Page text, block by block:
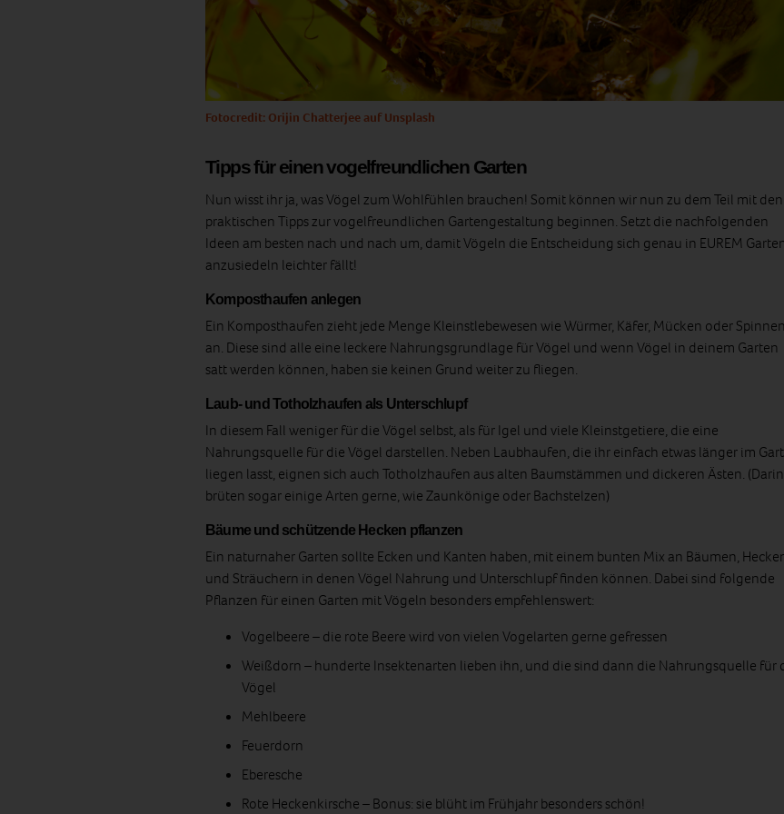
Fotocredit: Orijin Chatterjee auf Unsplash
Tipps für einen vogelfreundlichen Garten
Nun wisst ihr ja, was Vögel zum Wohlfühlen brauchen! Somit können wir nun zu dem Teil mit den
praktischen Tipps zur vogelfreundlichen Gartengestaltung beginnen. Setzt die nachfolgenden
Ideen am besten nach und nach um, damit Vögeln die Entscheidung sich genau in EUREM Garten
anzusiedeln leichter fällt!
Komposthaufen anlegen
Ein Komposthaufen zieht jede Menge Kleinstlebewesen wie Würmer, Käfer, Mücken oder Spinnen
an. Diese sind alle eine leckere Nahrungsgrundlage für Vögel und wenn Vögel in deinem Garten
satt werden können, haben sie keinen Grund weiter zu fliegen.
Laub- und Totholzhaufen als Unterschlupf
In diesem Fall weniger für die Vögel selbst, als für Igel und viele Kleinstgetiere, die eine
Nahrungsquelle für die Vögel darstellen. Neben Laubhaufen, die ihr einfach etwas länger im
liegen lasst, eignen sich auch Totholzhaufen aus alten Baumstämmen und dickeren Ästen. (Darin
brüten sogar einige Arten gerne, wie Zaunkönige oder Bachstelzen)
Bäume und schützende Hecken pflanzen
Ein naturnaher Garten sollte Ecken und Kanten haben, mit einem bunten Mix an Bäumen,
und Sträuchern in denen Vögel Nahrung und Unterschlupf finden können. Dabei sind folgende
Pflanzen für einen Garten mit Vögeln besonders empfehlenswert:
Vogelbeere – die rote Beere wird von vielen Vogelarten gerne gefressen
Weißdorn – hunderte Insektenarten lieben ihn, und die sind dann die Nahrungsquelle für
Vögel
Mehlbeere
Feuerdorn
Eberesche
Rote Heckenkirsche – Bonus: sie blüht im Frühjahr besonders schön!